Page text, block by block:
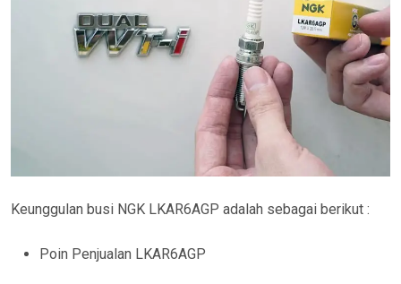
Keunggulan busi NGK LKAR6AGP adalah sebagai berikut :
Poin Penjualan LKAR6AGP